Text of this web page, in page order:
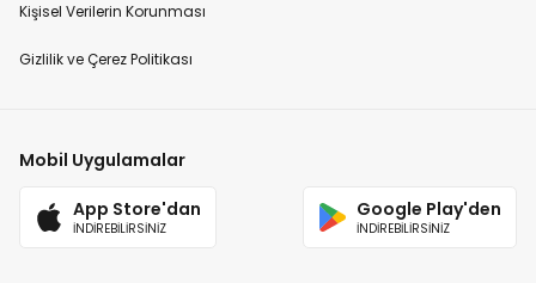
Kişisel Verilerin Korunması
Gizlilik ve Çerez Politikası
Mobil Uygulamalar
App Store'dan
İNDİREBİLİRSİNİZ
Google Play'den
İNDİREBİLİRSİNİZ